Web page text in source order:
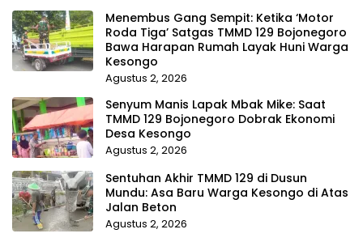
Menembus Gang Sempit: Ketika ‘Motor
Roda Tiga’ Satgas TMMD 129 Bojonegoro
Bawa Harapan Rumah Layak Huni Warga
Kesongo
Agustus 2, 2026
Senyum Manis Lapak Mbak Mike: Saat
TMMD 129 Bojonegoro Dobrak Ekonomi
Desa Kesongo
Agustus 2, 2026
Sentuhan Akhir TMMD 129 di Dusun
Mundu: Asa Baru Warga Kesongo di Atas
Jalan Beton
Agustus 2, 2026